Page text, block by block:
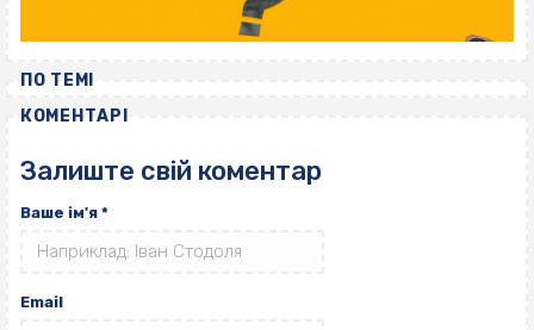
ПО ТЕМІ
КОМЕНТАРІ
Залиште свій коментар
Ваше ім'я *
Email